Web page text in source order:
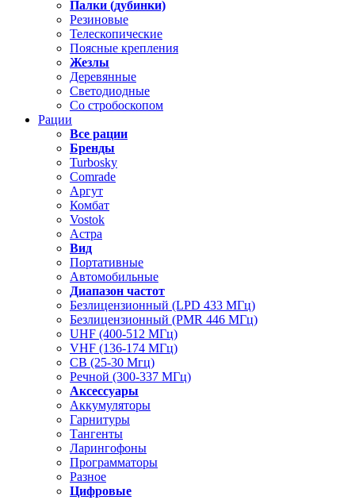
Палки (дубинки)
Резиновые
Телескопические
Поясные крепления
Жезлы
Деревянные
Светодиодные
Со стробоскопом
Рации
Все рации
Бренды
Turbosky
Comrade
Аргут
Комбат
Vostok
Астра
Вид
Портативные
Автомобильные
Диапазон частот
Безлицензионный (LPD 433 МГц)
Безлицензионный (PMR 446 МГц)
UHF (400-512 МГц)
VHF (136-174 МГц)
CB (25-30 Мгц)
Речной (300-337 МГц)
Аксессуары
Аккумуляторы
Гарнитуры
Тангенты
Ларингофоны
Программаторы
Разное
Цифровые